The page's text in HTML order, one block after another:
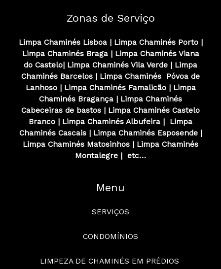
Zonas de Serviço
Limpa Chaminés Lisboa| Limpa Chaminés Porto|
Limpa Chaminés Braga| Limpa Chaminés Viana
do Castelo| Limpa Chaminés Vila Verde | Limpa
Chaminés Barcelos | Limpa Chaminés
Póvoa de
Lanhoso| Limpa Chaminés Famalicão| Limpa
Chaminés Bragança | Limpa Chaminés
Cabeceiras de bastos | Limpa Chaminés Castelo
Branco | Limpa Chaminés Albufeira | Limpa
Chaminés Cascais| Limpa ChaminésEsposende|
Limpa Chaminés Matosinhos | Limpa Chaminés
Montalegre | etc…
Menu
SERVIÇOS
CONDOMÍNIOS
LIMPEZA DE CHAMINÉS EM PRÉDIOS